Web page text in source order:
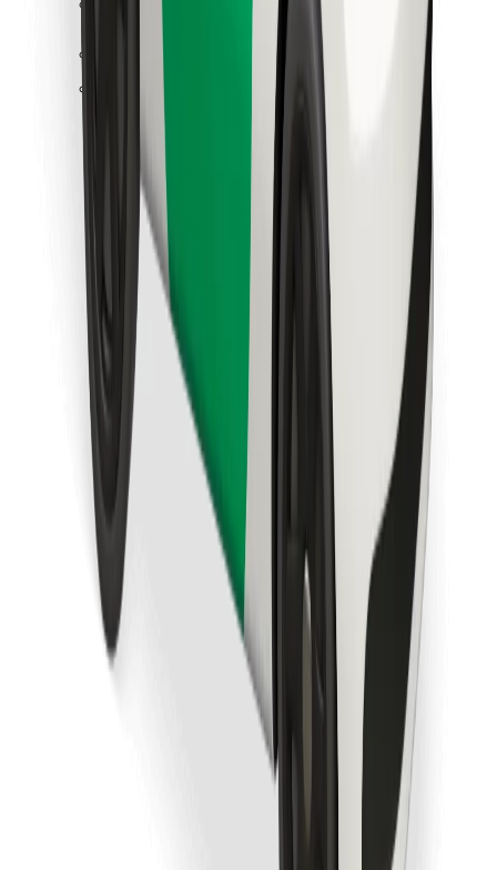
Atsisiųsti programėlę „Bolt“
Raskite savo mėgstamą maistą!
Atsisiųsti programėlę „Bolt Food“